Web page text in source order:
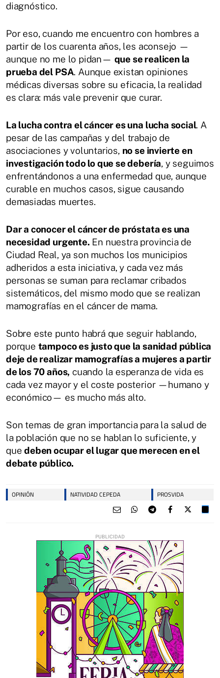
diagnóstico.
Por eso, cuando me encuentro con hombres a
partir de los cuarenta años, les aconsejo —
aunque no me lo pidan— que se realicen la
prueba del PSA. Aunque existan opiniones
médicas diversas sobre su eficacia, la realidad
es clara: más vale prevenir que curar.
La lucha contra el cáncer es una lucha social. A
pesar de las campañas y del trabajo de
asociaciones y voluntarios, no se invierte en
investigación todo lo que se debería, y seguimos
enfrentándonos a una enfermedad que, aunque
curable en muchos casos, sigue causando
demasiadas muertes.
Dar a conocer el cáncer de próstata es una
necesidad urgente. En nuestra provincia de
Ciudad Real, ya son muchos los municipios
adheridos a esta iniciativa, y cada vez más
personas se suman para reclamar cribados
sistemáticos, del mismo modo que se realizan
mamografías en el cáncer de mama.
Sobre este punto habrá que seguir hablando,
porque tampoco es justo que la sanidad pública
deje de realizar mamografías a mujeres a partir
de los 70 años, cuando la esperanza de vida es
cada vez mayor y el coste posterior —humano y
económico— es mucho más alto.
Son temas de gran importancia para la salud de
la población que no se hablan lo suficiente, y
quedeben ocupar el lugar que merecen en el
debate público.
OPINIÓN NATIVIDAD CEPEDA PROSVIDA